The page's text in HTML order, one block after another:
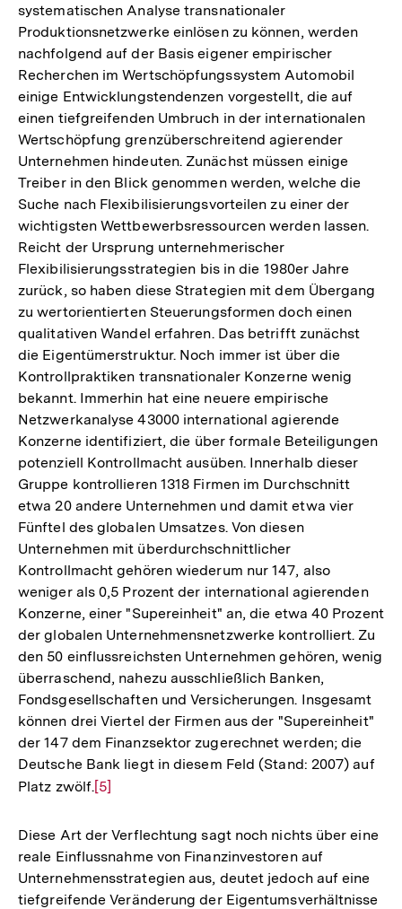
systematischen Analyse transnationaler
Produktionsnetzwerke einlösen zu können, werden
nachfolgend auf der Basis eigener empirischer
Recherchen im Wertschöpfungssystem Automobil
einige Entwicklungstendenzen vorgestellt, die auf
einen tiefgreifenden Umbruch in der internationalen
Wertschöpfung grenzüberschreitend agierender
Unternehmen hindeuten. Zunächst müssen einige
Treiber in den Blick genommen werden, welche die
Suche nach Flexibilisierungsvorteilen zu einer der
wichtigsten Wettbewerbsressourcen werden lassen.
Reicht der Ursprung unternehmerischer
Flexibilisierungsstrategien bis in die 1980er Jahre
zurück, so haben diese Strategien mit dem Übergang
zu wertorientierten Steuerungsformen doch einen
qualitativen Wandel erfahren. Das betrifft zunächst
die Eigentümerstruktur. Noch immer ist über die
Kontrollpraktiken transnationaler Konzerne wenig
bekannt. Immerhin hat eine neuere empirische
Netzwerkanalyse 43000 international agierende
Konzerne identifiziert, die über formale Beteiligungen
potenziell Kontrollmacht ausüben. Innerhalb dieser
Gruppe kontrollieren 1318 Firmen im Durchschnitt
etwa 20 andere Unternehmen und damit etwa vier
Fünftel des globalen Umsatzes. Von diesen
Unternehmen mit überdurchschnittlicher
Kontrollmacht gehören wiederum nur 147, also
weniger als 0,5 Prozent der international agierenden
Konzerne, einer "Supereinheit" an, die etwa 40 Prozent
der globalen Unternehmensnetzwerke kontrolliert. Zu
den 50 einflussreichsten Unternehmen gehören, wenig
überraschend, nahezu ausschließlich Banken,
Fondsgesellschaften und Versicherungen. Insgesamt
können drei Viertel der Firmen aus der "Supereinheit"
der 147 dem Finanzsektor zugerechnet werden; die
Deutsche Bank liegt in diesem Feld (Stand: 2007) auf
Platz zwölf.Zur
der
Fußnote
[5]
Diese Art der Verflechtung sagt noch nichts über eine
reale Einflussnahme von Finanzinvestoren auf
Unternehmensstrategien aus, deutet jedoch auf eine
tiefgreifende Veränderung der Eigentumsverhältnisse